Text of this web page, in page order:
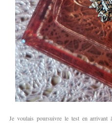
Je voulais poursuivre le test en arrivant